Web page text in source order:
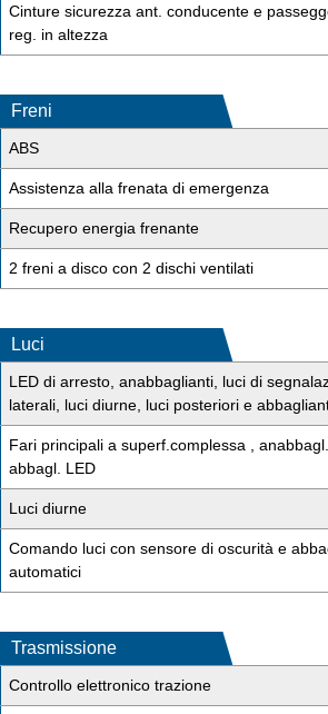
Cinture sicurezza ant. conducente e
reg. in altezza
Freni
ABS
Assistenza alla frenata di emergenza
Recupero energia frenante
2 freni a disco con 2 dischi ventilati
Luci
LED di arresto, anabbaglianti, luci di
laterali, luci diurne, luci posteriori e
Fari principali a superf.complessa , anabbagl.
abbagl. LED
Luci diurne
Comando luci con sensore di oscurità e
automatici
Trasmissione
Controllo elettronico trazione